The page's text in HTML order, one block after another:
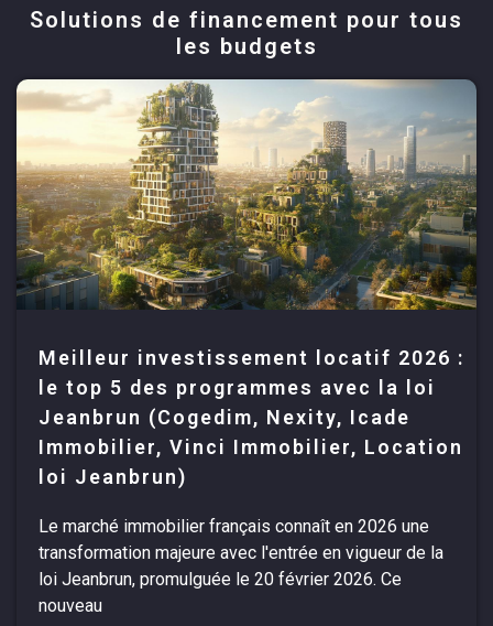
Solutions de financement pour tous
les budgets
Meilleur investissement locatif 2026 :
le top 5 des programmes avec la loi
Jeanbrun (Cogedim, Nexity, Icade
Immobilier, Vinci Immobilier, Location
loi Jeanbrun)
Le marché immobilier français connaît en 2026 une
transformation majeure avec l'entrée en vigueur de la
loi Jeanbrun, promulguée le 20 février 2026. Ce
nouveau